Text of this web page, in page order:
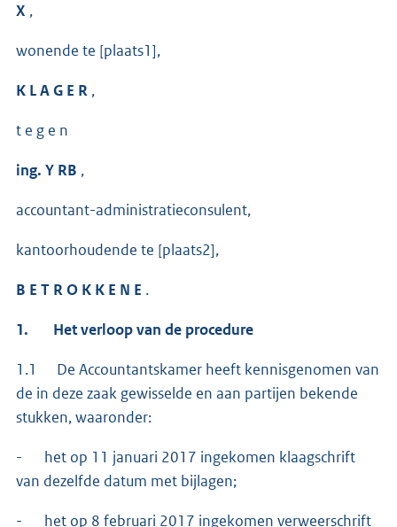
X ,
wonende te [plaats1],
K L A G E R ,
t e g e n
ing. Y RB ,
accountant-administratieconsulent,
kantoorhoudende te [plaats2],
B E T R O K K E N E .
1. Het verloop van de procedure
1.1 De Accountantskamer heeft kennisgenomen van
de in deze zaak gewisselde en aan partijen bekende
stukken, waaronder:
- het op 11 januari 2017 ingekomen klaagschrift
van dezelfde datum met bijlagen;
- het op 8 februari 2017 ingekomen verweerschrift